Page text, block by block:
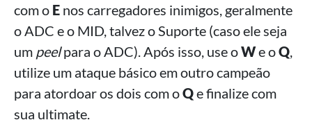
com o E nos carregadores inimigos, geralmente
o ADC e o MID, talvez o Suporte (caso ele seja
um peelpara o ADC). Após isso, use oWe oQ
utilize um ataque básico em outro campeão
para atordoar os dois com oQe finalize com
sua ultimate.